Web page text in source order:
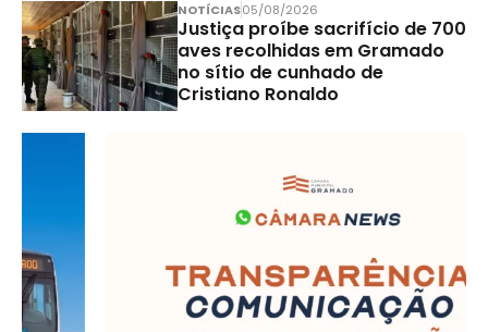
NOTÍCIAS05/08/2026
Justiça proíbe sacrifício de 700
aves recolhidas em Gramado
no sítio de cunhado de
Cristiano Ronaldo